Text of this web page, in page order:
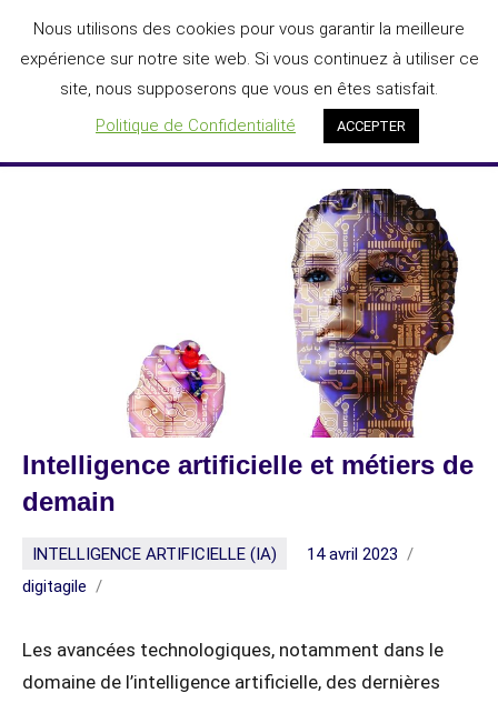
DIGIT'AGILE®
L'IA au service de la transformation numérique des entreprises
Menu
Intelligence artificielle et métiers de
demain
INTELLIGENCE ARTIFICIELLE (IA)
14 avril 2023
digitagile
Les avancées technologiques, notamment dans le
domaine de l’intelligence artificielle, des dernières
Nous utilisons des cookies pour vous garantir la meilleure
expérience sur notre site web. Si vous continuez à utiliser ce
site, nous supposerons que vous en êtes satisfait.
Politique de Confidentialité
ACCEPTER